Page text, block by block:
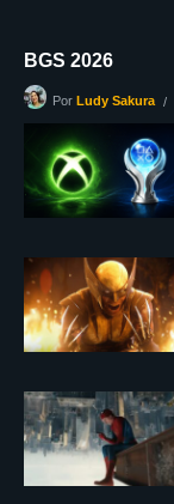
BGS 2026
Por Ludy Sakura